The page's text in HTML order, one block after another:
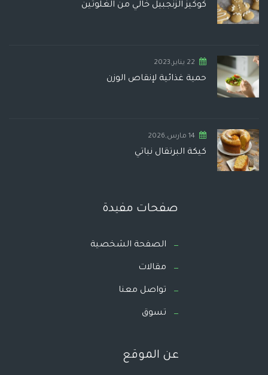
كوكيز الزنجبيل خالي من الغلوتين
22 يناير,2023
حمية غذائية لإنقاص الوزن
14 مارس,2026
كيكة البرتقال نباتي
صفحات مفيدة
الصفحة الشخصية
مقالات
تواصل معنا
تسوق
عن الموقع